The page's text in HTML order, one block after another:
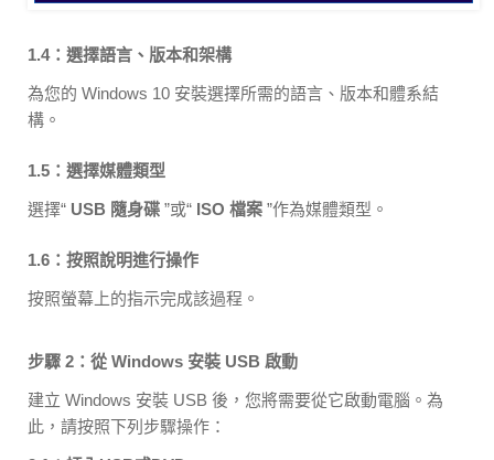
1.4：選擇語言、版本和架構
為您的 Windows 10 安裝選擇所需的語言、版本和體系結
構。
1.5：選擇媒體類型
選擇“ USB 隨身碟 ”或“ ISO 檔案 ”作為媒體類型。
1.6：按照說明進行操作
按照螢幕上的指示完成該過程。
步驟 2：從 Windows 安裝 USB 啟動
建立 Windows 安裝 USB 後，您將需要從它啟動電腦。為
此，請按照下列步驟操作：